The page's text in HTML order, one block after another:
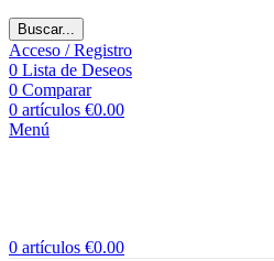
Buscar...
Acceso / Registro
0 Lista de Deseos
0 Comparar
0 artículos €0.00
Menú
0 artículos €0.00